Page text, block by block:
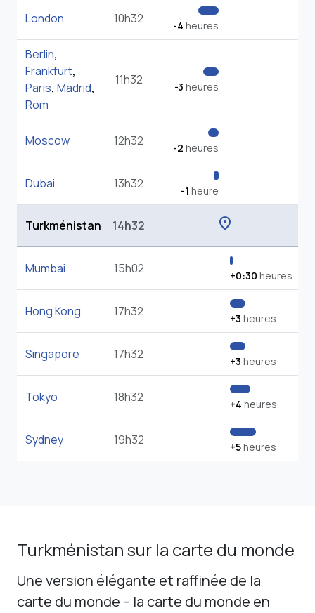
London 10h32 -4 heures
Berlin,
Frankfurt,
Paris, Madrid,
Rom
11h32 -3 heures
Moscow 12h32 -2 heures
Dubai 13h32 -1 heure
Turkménistan 14h32 location_on
Mumbai 15h02 +0:30 heures
Hong Kong 17h32 +3 heures
Singapore 17h32 +3 heures
Tokyo 18h32 +4 heures
Sydney 19h32 +5heures
Turkménistan sur la carte du monde
Une version élégante et raffinée de la
carte du monde – la carte du monde en